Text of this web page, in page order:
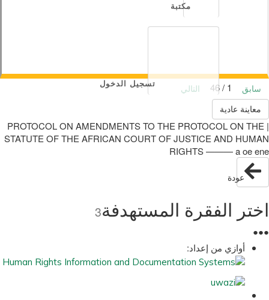
مكتبة
تسجيل الدخول سابق
التالي
معاينة عادية
| PROTOCOL ON AMENDMENTS TO THE PROTOCOL ON THE
STATUTE OF THE AFRICAN COURT OF JUSTICE AND HUMAN
RIGHTS ——— a oe ene
عودة
اختر الفقرة المستهدفة3
●
●
●
أوازي من إعداد: